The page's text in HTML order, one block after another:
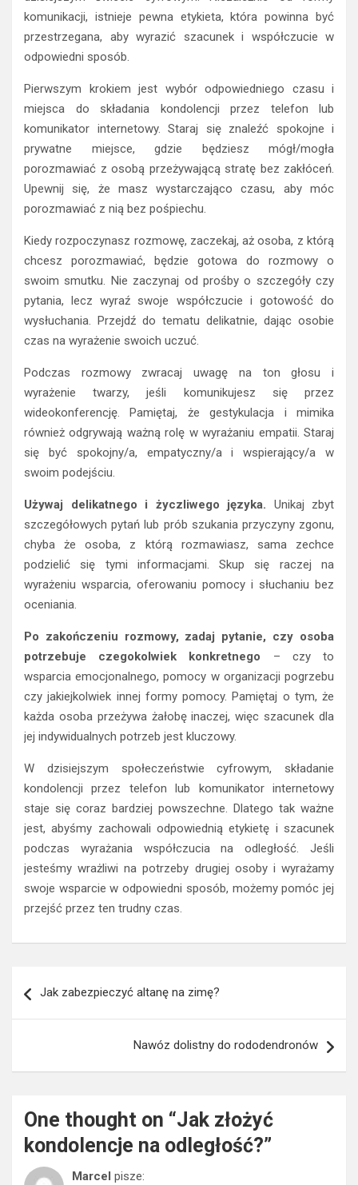
komunikacji, istnieje pewna etykieta, która powinna być
przestrzegana, aby wyrazić szacunek i współczucie w
odpowiedni sposób.
Pierwszym krokiem jest wybór odpowiedniego czasu i
miejsca do składania kondolencji przez telefon lub
komunikator internetowy. Staraj się znaleźć spokojne i
prywatne miejsce, gdzie będziesz mógł/mogła
porozmawiać z osobą przeżywającą stratę bez zakłóceń.
Upewnij się, że masz wystarczająco czasu, aby móc
porozmawiać z nią bez pośpiechu.
Kiedy rozpoczynasz rozmowę, zaczekaj, aż osoba, z którą
chcesz porozmawiać, będzie gotowa do rozmowy o
swoim smutku. Nie zaczynaj od prośby o szczegóły czy
pytania, lecz wyraź swoje współczucie i gotowość do
wysłuchania. Przejdź do tematu delikatnie, dając osobie
czas na wyrażenie swoich uczuć.
Podczas rozmowy zwracaj uwagę na ton głosu i
wyrażenie twarzy, jeśli komunikujesz się przez
wideokonferencję. Pamiętaj, że gestykulacja i mimika
również odgrywają ważną rolę w wyrażaniu empatii. Staraj
się być spokojny/a, empatyczny/a i wspierający/a w
swoim podejściu.
Używaj delikatnego i życzliwego języka. Unikaj zbyt
szczegółowych pytań lub prób szukania przyczyny zgonu,
chyba że osoba, z którą rozmawiasz, sama zechce
podzielić się tymi informacjami. Skup się raczej na
wyrażeniu wsparcia, oferowaniu pomocy i słuchaniu bez
oceniania.
Po zakończeniu rozmowy, zadaj pytanie, czy osoba
potrzebuje czegokolwiek konkretnego – czy to
wsparcia emocjonalnego, pomocy w organizacji pogrzebu
czy jakiejkolwiek innej formy pomocy. Pamiętaj o tym, że
każda osoba przeżywa żałobę inaczej, więc szacunek dla
jej indywidualnych potrzeb jest kluczowy.
W dzisiejszym społeczeństwie cyfrowym, składanie
kondolencji przez telefon lub komunikator internetowy
staje się coraz bardziej powszechne. Dlatego tak ważne
jest, abyśmy zachowali odpowiednią etykietę i szacunek
podczas wyrażania współczucia na odległość. Jeśli
jesteśmy wrażliwi na potrzeby drugiej osoby i wyrażamy
swoje wsparcie w odpowiedni sposób, możemy pomóc jej
przejść przez ten trudny czas.
wpisu
Jak zabezpieczyć altanę na zimę?
Nawóz dolistny do rododendronów
One thought on “Jak złożyć
kondolencje na odległość?”
Marcel pisze: